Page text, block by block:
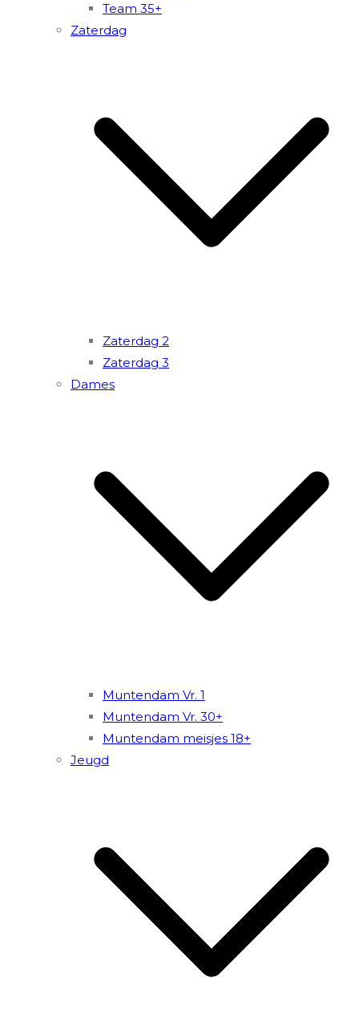
Team 35+
Zaterdag
Zaterdag 2
Zaterdag 3
Dames
Muntendam Vr. 1
Muntendam Vr. 30+
Muntendam meisjes 18+
Jeugd